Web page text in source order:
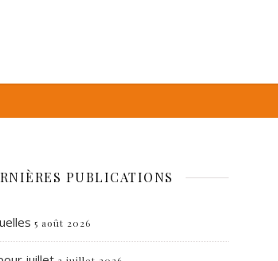
PUBLICATIONS
5 août 2026